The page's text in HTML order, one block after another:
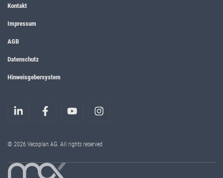
Kontakt
Impressum
AGB
Datenschutz
Hinweisgebersystem
© 2026 Vecoplan AG. All rights reserved